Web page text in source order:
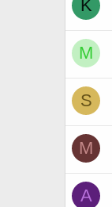
K
M
S
M
A